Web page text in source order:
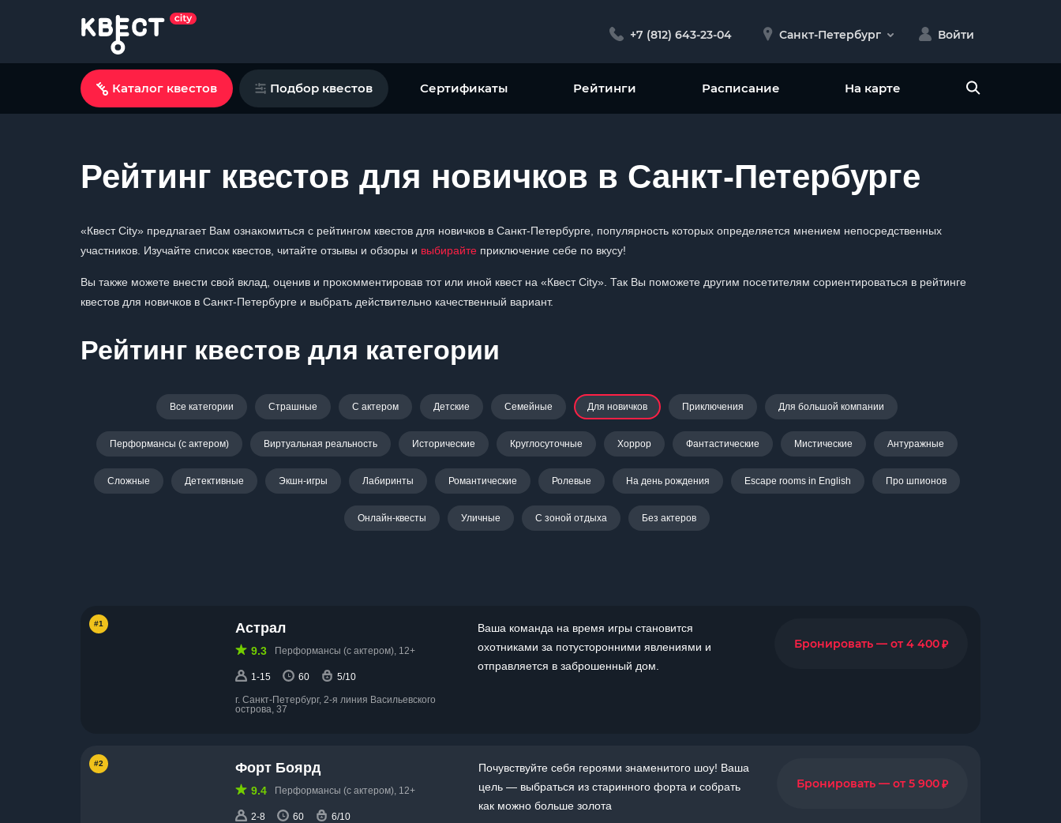
+7 (812) 643-23-04 Санкт-Петербург Войти
Каталог квестов Подбор квестов Сертификаты Рейтинги Расписание На карте
Рейтинг квестов для новичков в Санкт-Петербурге
«Квест City» предлагает Вам ознакомиться с рейтингом квестов для новичков в Санкт-Петербурге, популярность которых определяется мнением непосредственных
участников. Изучайте список квестов, читайте отзывы и обзоры и выбирайте приключение себе по вкусу!
Вы также можете внести свой вклад, оценив и прокомментировав тот или иной квест на «Квест City». Так Вы поможете другим посетителям сориентироваться в рейтинге
квестов для новичков в Санкт-Петербурге и выбрать действительно качественный вариант.
Рейтинг квестов для категории
Все категории Страшные С актером Детские Семейные Для новичков Приключения Для большой компании
Перформансы (с актером) Виртуальная реальность Исторические Круглосуточные Хоррор Фантастические Мистические Антуражные
Сложные Детективные Экшн-игры Лабиринты Романтические Ролевые На день рождения Escape rooms in English Про шпионов
Онлайн-квесты Уличные С зоной отдыха Без актеров
#1 Астрал
9.3 Перформансы (с актером), 12+
1-15 60 5/10
г. Санкт-Петербург, 2-я линия Васильевского
острова, 37
Ваша команда на время игры становится
охотниками за потусторонними явлениями и
отправляется в заброшенный дом.
Бронировать — от 4 400₽
#2 Форт Боярд
9.4 Перформансы (с актером), 12+
2-8 60 6/10
Почувствуйте себя героями знаменитого шоу! Ваша
цель — выбраться из старинного форта и собрать
как можно больше золота
Бронировать — от 5 900₽